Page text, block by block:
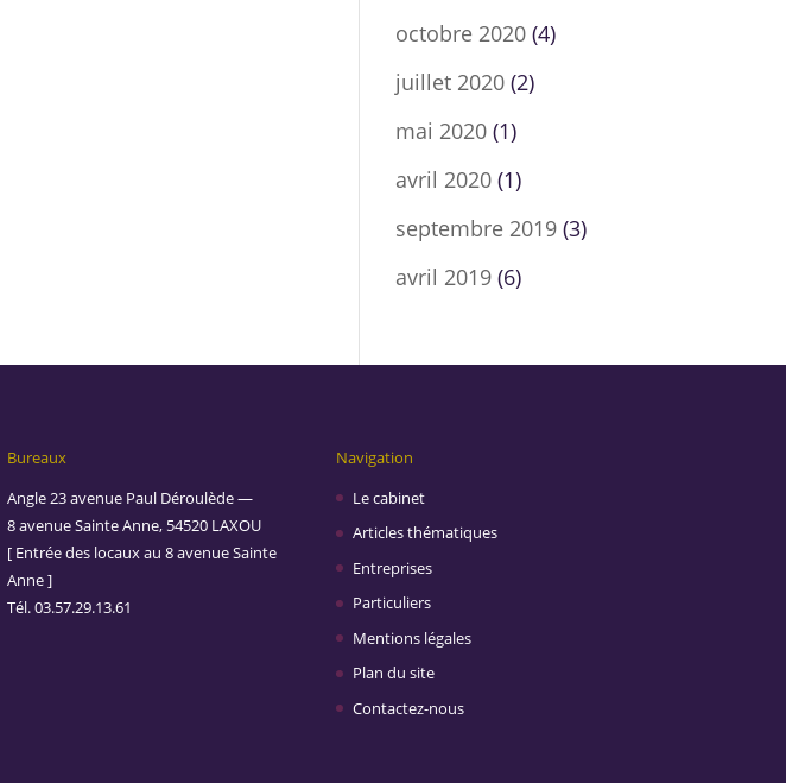
octobre 2020 (4)
juillet 2020 (2)
mai 2020 (1)
avril 2020 (1)
septembre 2019 (3)
avril 2019 (6)
Bureaux
Angle 23 avenue Paul Déroulède —
8 avenue Sainte Anne, 54520 LAXOU
[ Entrée des locaux au 8 avenue Sainte
Anne ]
Tél. 03.57.29.13.61
Navigation
Le cabinet
Articles thématiques
Entreprises
Particuliers
Mentions légales
Plan du site
Contactez-nous